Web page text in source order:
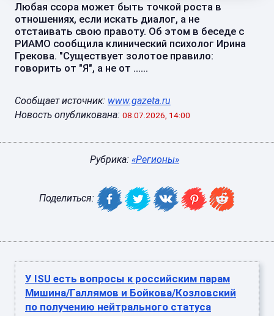
Любая ссора может быть точкой роста в
отношениях, если искать диалог, а не
отстаивать свою правоту. Об этом в беседе с
РИАМО сообщила клинический психолог Ирина
Грекова. "Существует золотое правило:
говорить от "Я", а не от ......
Сообщает источник: www.gazeta.ru
Новость опубликована: 08.07.2026, 14:00
Рубрика: «Регионы»
Поделиться:
У ISU есть вопросы к российским парам
Мишина/Галлямов и Бойкова/Козловский
по получению нейтрального статуса